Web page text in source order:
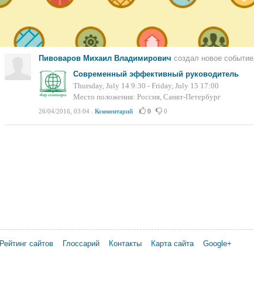
Пивоваров Михаил Владимирович создал новое событие
Современный эффективный руководитель
Thursday, July 14 9:30 - Friday, July 15 17:00
Место положения: Россия, Санкт-Петербург
26/04/2016, 03:04 Комментарий 0 0
Рейтинг сайтов Глоссарий Контакты Карта сайта Google+